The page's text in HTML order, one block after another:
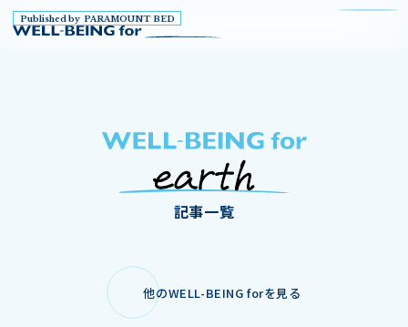
Published by PARAMOUNT BED
記事一覧
他のWELL-BEING forを見る